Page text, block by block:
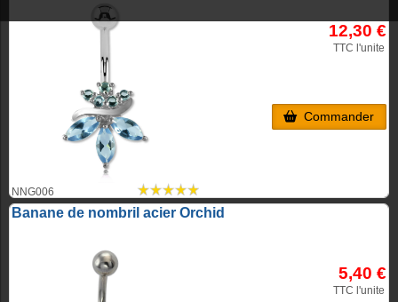
NNG006
12,30 €
TTC l'unite
Commander
Banane de nombril acier Orchid
5,40 €
TTC l'unite